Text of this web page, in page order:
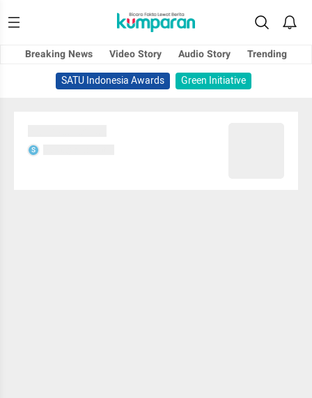
Breaking News Video Story Audio Story
Trending
SATU Indonesia Awards
Green Initiative
S